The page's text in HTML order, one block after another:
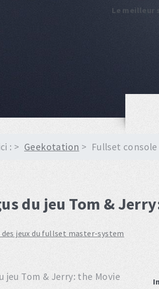
Le meilleur
: Geekotation Fullset console
du jeu Tom &
jeux du fullset master-system